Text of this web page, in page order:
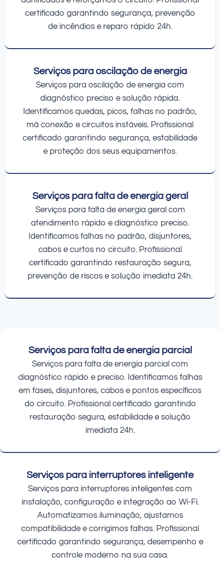
certificado garantindo segurança, prevenção
de incêndios e reparo rápido 24h.
Serviços para oscilação de energia
Serviços para oscilação de energia com
diagnóstico preciso e solução rápida.
Identificamos quedas, picos, falhas no padrão,
má conexão e circuitos instáveis. Profissional
certificado garantindo segurança, estabilidade
e proteção dos seus equipamentos.
Serviços para falta de energia geral
Serviços para falta de energia geral com
atendimento rápido e diagnóstico preciso.
Identificamos falhas no padrão, disjuntores,
cabos e curtos no circuito. Profissional
certificado garantindo restauração segura,
prevenção de riscos e solução imediata 24h.
Serviços para falta de energia parcial
Serviços para falta de energia parcial com
diagnóstico rápido e preciso. Identificamos falhas
em fases, disjuntores, cabos e pontos específicos
do circuito. Profissional certificado garantindo
restauração segura, estabilidade e solução
imediata 24h.
Serviços para interruptores inteligente
Serviços para interruptores inteligentes com
instalação, configuração e integração ao Wi-Fi.
Automatizamos iluminação, ajustamos
compatibilidade e corrigimos falhas. Profissional
certificado garantindo segurança, desempenho e
controle moderno na sua casa.